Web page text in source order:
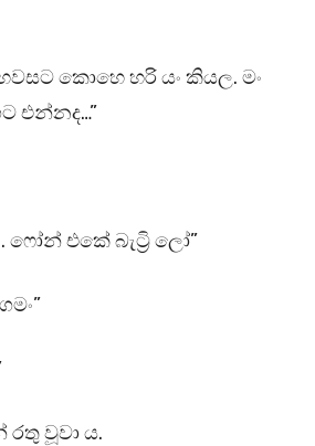
කොහෙ හරි යං කියල. මං
එන්නද…”
එකේ බැට්‍රි ලෝ”
රතු වූවා ය.